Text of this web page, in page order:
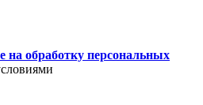
на обработку персональных